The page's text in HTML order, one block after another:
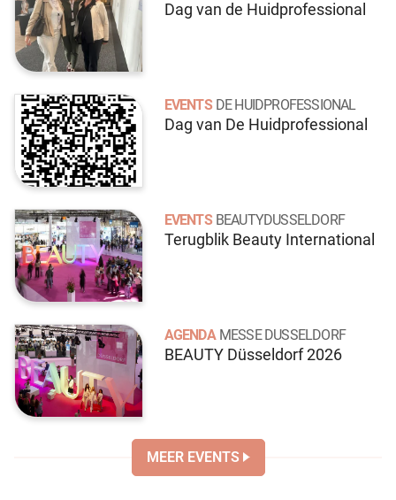
Dag van de Huidprofessional
EVENTS DE HUIDPROFESSIONAL
Dag van De Huidprofessional
EVENTS BEAUTYDUSSELDORF
Terugblik Beauty International
AGENDA MESSE DUSSELDORF
BEAUTY Düsseldorf 2026
MEER EVENTS